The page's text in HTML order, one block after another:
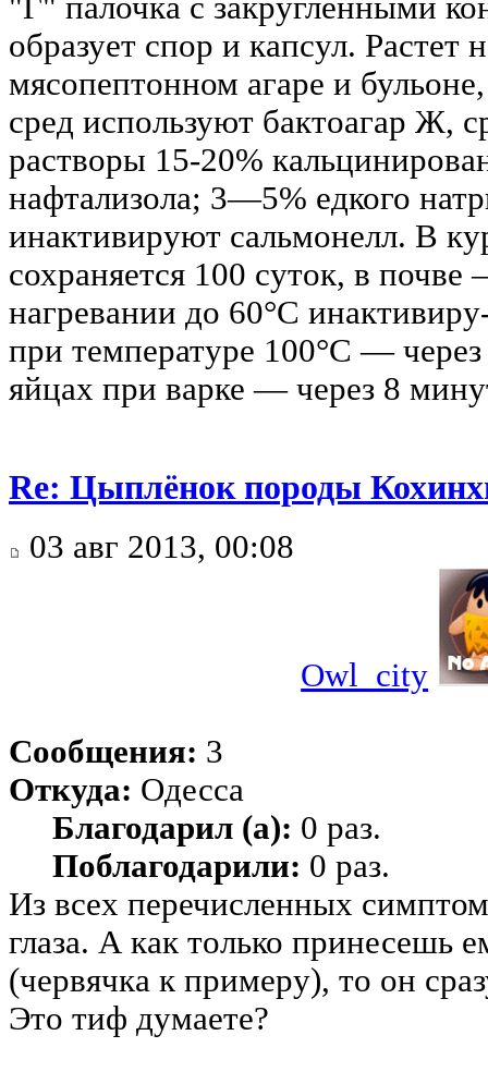
"Г" палочка с закругленными
образует спор и капсул. Растет
мясопептонном агаре и
сред используют бактоагар Ж,
растворы 15-20%
нафтализола; 3—5% едкого
инактивируют сальмонелл. В
сохраняется 100 суток, в
нагревании до 60°С
при температуре 100°С —
яйцах при варке — через 8
Re: Цыплёнок породы
03 авг 2013, 00:08
Owl_city
Сообщения: 3
Откуда: Одесса
Благодарил (а): 0 раз.
Поблагодарили: 0 раз.
Из всех перечисленных
глаза. А как только принесешь
(червячка к примеру), то он
Это тиф думаете?